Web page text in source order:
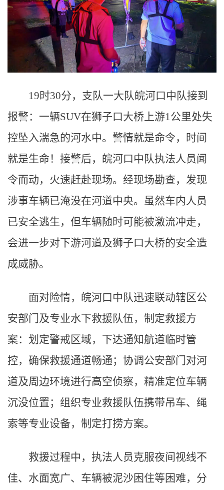
19时30分，支队一大队皖河口中队接到
报警：一辆SUV在狮子口大桥上游1公里处失
控坠入湍急的河水中。警情就是命令，时间
就是生命！接警后，皖河口中队执法人员闻
令而动，火速赶赴现场。经现场勘查，发现
涉事车辆已淹没在河道中央。虽然车内人员
已安全逃生，但车辆随时可能被激流冲走，
会进一步对下游河道及狮子口大桥的安全造
成威胁。
面对险情，皖河口中队迅速联动辖区公
安部门及专业水下救援队伍，制定救援方
案：划定警戒区域，下达通知航道临时管
控，确保救援通道畅通；协调公安部门对河
道及周边环境进行高空侦察，精准定位车辆
沉没位置；组织专业救援队伍携带吊车、绳
索等专业设备，制定打捞方案。
救援过程中，执法人员克服夜间视线不
佳、水面宽广、车辆被泥沙困住等困难，分